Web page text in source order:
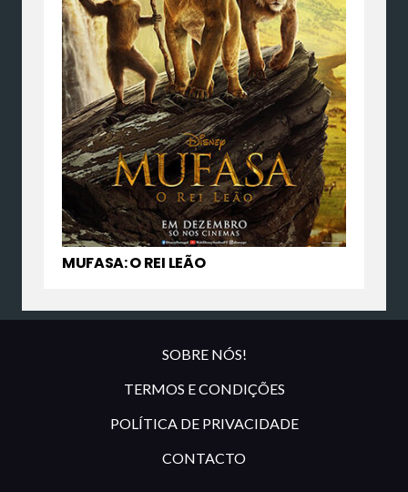
MUFASA: O REI LEÃO
SOBRE NÓS!
TERMOS E CONDIÇÕES
POLÍTICA DE PRIVACIDADE
CONTACTO